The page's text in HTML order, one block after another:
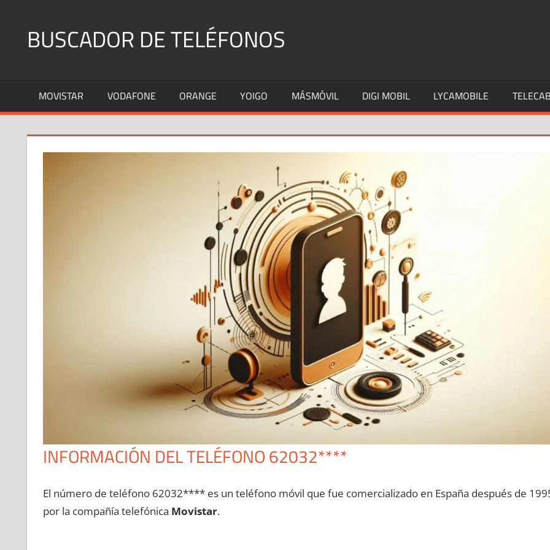
contenidoBUSCADOR DE TELÉFONOS
Fijos
y
MOVISTAR VODAFONE ORANGE YOIGO MÁSMÓVIL DIGI MOBIL LYCAMOBILE
INFORMACIÓN DEL TELÉFONO 62032****
El número dе teléfono 62032**** es un teléfono móvil quе fue comercializado en España después dе
pοr la compañía telefónica Movistar.